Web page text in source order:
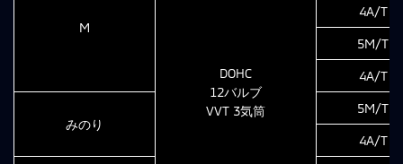
M
DOHC
12バルブ
VVT 3気筒
4A/T
5M/T
4A/T
みのり
5M/T
4A/T